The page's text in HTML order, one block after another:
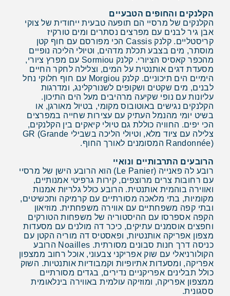
הקלנקים והחופים הטבעיים
הקלנקים של מרסיי הם תופעה טבעית ייחודית של צוקי
אבן גיר לבנים עם מפרצים נסתרים ומים טורקיז
קריסטליים. קלנק Cassis הכי מפורסם עם חוף קטן
מוסתר, מים בצבע תכלת מדהים, וטיולי הליכה נופיים
מהכפר קאסיס הציורי. קלנק Sormiou עם מפרץ ציורי,
מסעדת דגים אותנטית על המים, וצלילה לחקר החיים
הימיים הים תיכוניים. קלנק Morgiou עם חוף חלוקי נחל
לבנים, מים שקטים ושקופים לשנורקלינג, ומדרגות
עליונות עם נופי שקיעה מרהיבים מעל הים התיכון.
הקלנקים נגישים באוטובוס מקומי, בטיול מאורגן, או
בשיט יומי מהנמל העתיק עם עצירות שחייה במפרצים
הכי יפים. החוויה כוללת גם טיולי קיאקים בין הקלנקים,
צלילה עם ציוד מלא, וטיולי הליכה בשבילי GR (Grande
Randonnée) המסומנים לאורך החוף.
הרובעים התרבותיים ונואיי
רובע לה פאנייה (Le Panier) הוא הרובע הישן של מרסיי
עם רחובות צרים מרוצפים, קירות גרפיטי אמנותיים,
ואווירה בוהמית אותנטית. הרובע כולל גלריות אמנות
מקומיות, בתי מלאכה מסורתיים עם קרמיקה ותכשיטים,
ובתי קפה משפחתיים עם אווירה משפחתית. מוזיאון
הקפה אספרסו עם ההיסטוריה של משפחות הטורקים
וחפצים אוסמנים עתיקים, כיכר דה מולנים עם מסעדות
מצפון אפריקה אותנטיות, ופאסטיס דה מוריה הקטן עם
כניסה דרך חנות סבונים מסורתית. Noailles הרובע
הקולורניאלי עם שוק אפריקני צבעוני, אוכל רחוב ממצפון
אפריקה, ומסעדות אתיופיות וקמבודיות אותנטיות. השוק
כולל תבלינים אפריקניים נדירים, בגדים מסורתיים
ממצפון אפריקה, ומוזיקה עולמית באווירה בינלאומית
ססגונית.